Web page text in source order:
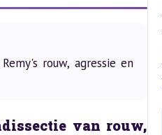
rouw, agressie en
van rouw,